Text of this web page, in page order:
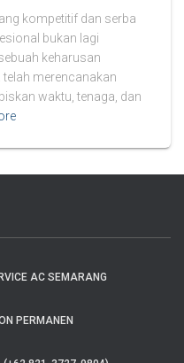
kompetitif dan serba
bukan lagi
keharusan
merencanakan
waktu, tenaga, dan
AC SEMARANG
PERMANEN